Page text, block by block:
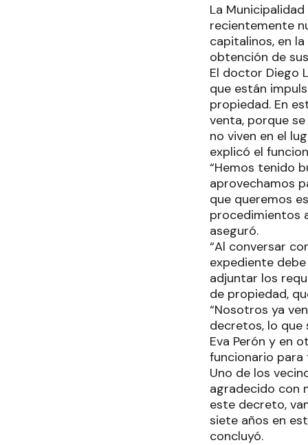
La
recientemente
capitalinos, en
obtención de
El doctor Diego
que están
propiedad. En
venta, porque
no viven en el
explicó el
“Hemos tenido
aprovechamos
que queremos
procedimientos
aseguró.
“Al conversar
expediente
adjuntar los
de propiedad,
“Nosotros ya
decretos, lo que
Eva Perón y en
funcionario para
Uno de los
agradecido con
este decreto,
siete años en
concluyó.